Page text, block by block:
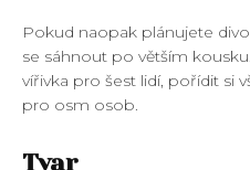
Pokud naopak plánujete
se sáhnout po větším
vířivka pro šest lidí, pořídit si
pro osm osob.
Tvar